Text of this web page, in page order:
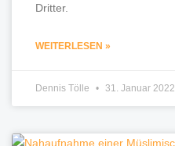
Dritter.
WEITERLESEN »
Dennis Tölle 31. Januar 2022